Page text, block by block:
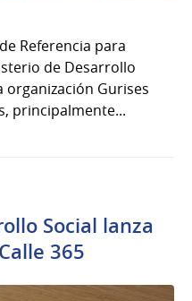
Referencia para
de Desarrollo
organización Gurises
principalmente...
Social lanza
365